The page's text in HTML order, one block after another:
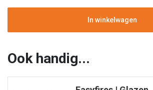
Hardhout
Staal
Easyfires
aantal
In winkelwagen
Ook handig...